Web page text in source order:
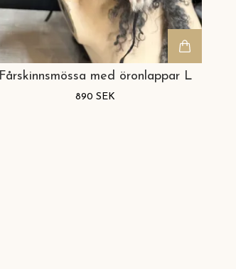
Fårskinnsmössa med öronlappar L
890 SEK